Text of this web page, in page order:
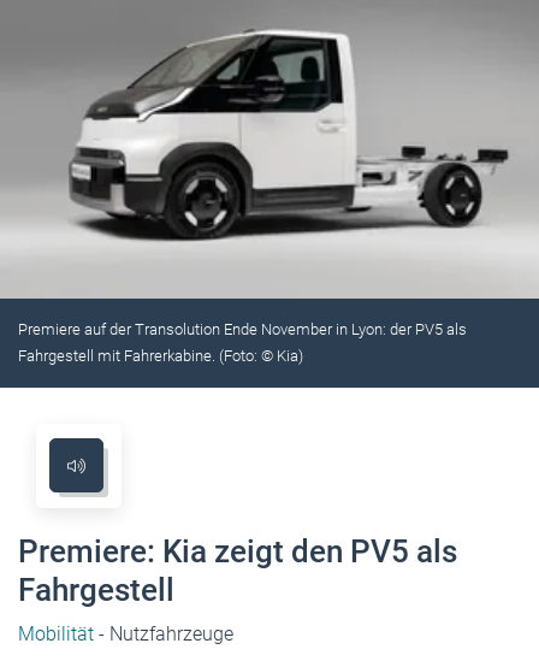
Premiere auf der Transolution Ende November in Lyon: der PV5 als
Fahrgestell mit Fahrerkabine. (Foto: © Kia)
Premiere: Kia zeigt den PV5 als
Fahrgestell
Mobilität - Nutzfahrzeuge